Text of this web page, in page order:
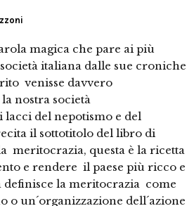
magica che pare ai più
italiana dalle sue croniche
venisse davvero
nostra società
lacci del nepotismo e del
il sottotitolo del libro di
meritocrazia, questa è la ricetta
e rendere il paese più ricco e
definisce la meritocrazia come
o un´organizzazione dell´azione